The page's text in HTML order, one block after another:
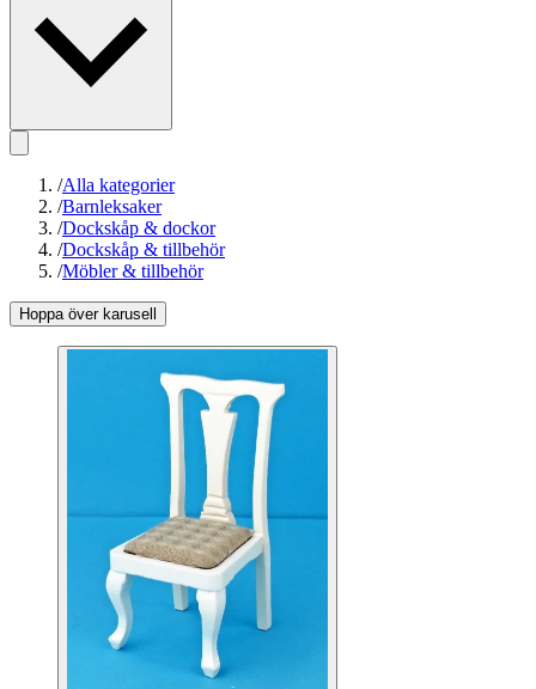
/Alla kategorier
/Barnleksaker
/Dockskåp & dockor
/Dockskåp & tillbehör
/Möbler & tillbehör
Hoppa över karusell